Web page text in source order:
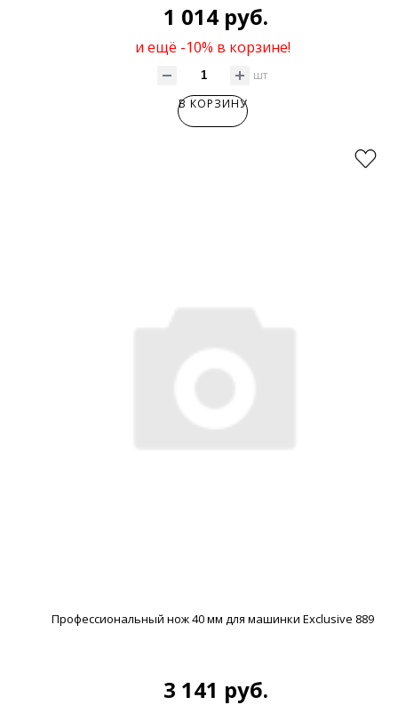
1 014 руб.
и ещё -10% в корзине!
шт
В КОРЗИНУ
Профессиональный нож 40 мм для машинки Exclusive 889
3 141 руб.